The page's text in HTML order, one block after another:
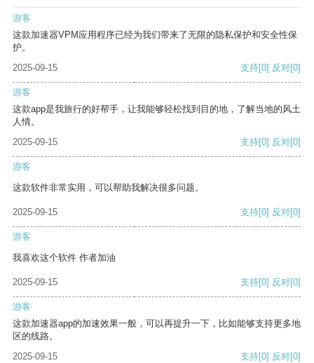
游客
这款加速器VPM应用程序已经为我们带来了无限的隐私保护和安全性保
护。
2025-09-15
支持[0] 反对[0]
游客
这款app是我旅行的好帮手，让我能够轻松找到目的地，了解当地的风土
人情。
2025-09-15
支持[0] 反对[0]
游客
这款软件非常实用，可以帮助我解决很多问题。
2025-09-15 支持[0] 反对[0]
游客
我喜欢这个软件 作者加油
2025-09-15 支持[0] 反对[0]
游客
这款加速器app的加速效果一般，可以再提升一下，比如能够支持更多地
区的线路。
2025-09-15
支持[0] 反对[0]